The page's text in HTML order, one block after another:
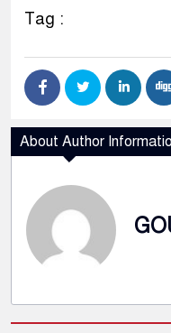
Tag :
About Author